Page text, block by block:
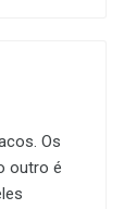
Os
outro é